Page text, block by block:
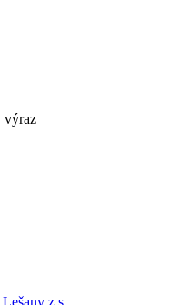
výraz
z.s.